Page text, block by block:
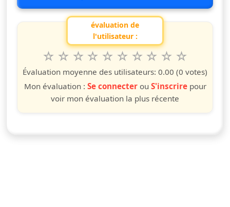
évaluation de
l'utilisateur :
questo spettacolo da 1 a 10 étoiles
10
étoiles
9
étoiles
8
étoiles
7
étoiles
6
étoiles
5
étoiles
4
étoiles
3
étoiles
2
étoiles
étoile
Évaluation moyenne des utilisateurs: 0.00 (0 votes)
Mon évaluation : Se connecterou S'inscrirepour
voir mon évaluation la plus récente